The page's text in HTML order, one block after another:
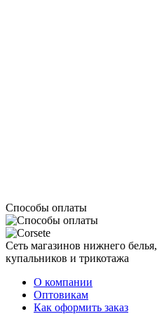
Способы оплаты
Сеть магазинов нижнего белья,
купальников и трикотажа
О компании
Оптовикам
Как оформить заказ